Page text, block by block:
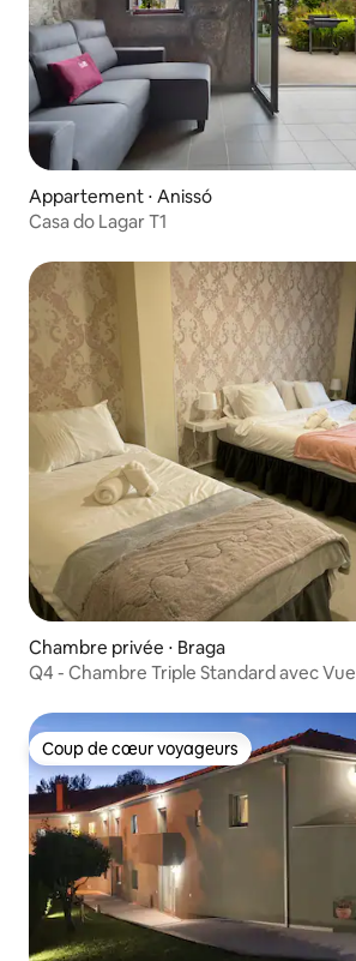
Appartement ⋅ Anissó
Casa do Lagar T1
Chambre privée ⋅ Braga
Q4 - Chambre Triple Standard avec Vue
Coup de cœur voyageurs
Coup de cœur voyageurs